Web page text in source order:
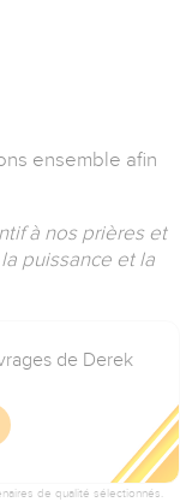
ensemble afin
à nos prières et
puissance et la
de Derek
de qualité sélectionnés.